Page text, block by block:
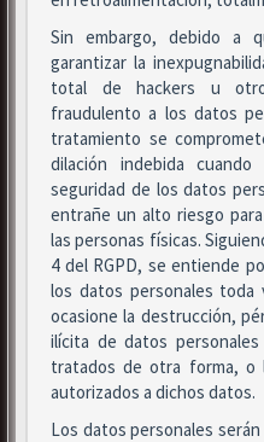
Sin embargo, debido a
garantizar la
total de hackers u
fraudulento a los datos
tratamiento se
dilación indebida
seguridad de los datos
entrañe un alto riesgo
las personas físicas.
4 del RGPD, se entiende
los datos personales toda
ocasione la destrucción,
ilícita de datos
tratados de otra forma, o
autorizados a dichos datos.
Los datos personales